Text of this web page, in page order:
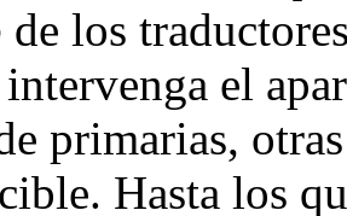
de los
el
primarias,
Hasta los